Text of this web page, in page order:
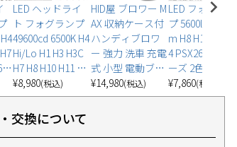
H
LED ヘッドライ
ト フォグランプ
49600cd 6500K H4
Hi/Lo H1 H3 H3C
H7 H8 H10 H11 H1
6 HB3 HB4 HIR2 H
19 PSX24W PSX2
6W Mシリーズ プ
レミアム 爆光 車
検対応 2年保証
¥8,980(税込)
HID屋 ブロワー M
AX 収納ケース付
ハンディブロワ
ー 強力 洗車 充電
式 小型 電動ブロ
ワー LEDライト
付き 68.3m/s 240
し 車内清掃 キー
¥14,980(税込)
LED フォグラン
プ 5600lm - 9900l
m H8 H11 H16 HB
4 PSX26W Vシリ
ーズ 2色切替 車
検対応(一部除く)
2年保証
¥7,860(税込)
交換について